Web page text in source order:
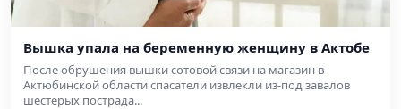
Вышка упала на беременную женщину в Актобе
После обрушения вышки сотовой связи на магазин в
Актюбинской области спасатели извлекли из-под завалов
шестерых пострада...